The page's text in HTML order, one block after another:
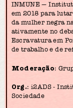
INMUNE —
em 2018 para
da mulher negra
ativamente no
Escravatura em
de trabalho e de
Moderação:
Org.: i2ADS -
Sociedade